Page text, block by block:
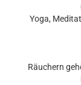
Yoga,
Räuchern